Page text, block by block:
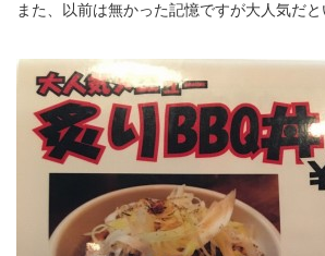
また、以前は無かった記憶ですが大人気だ